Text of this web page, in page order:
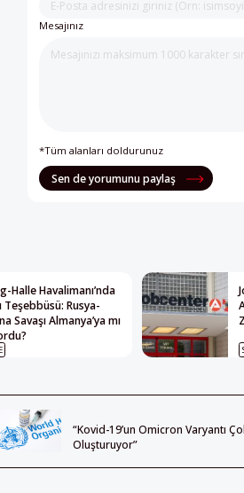
Mesajınız
*Tüm alanları doldurunuz
Sen de yorumunu paylaş
Halle Havalimanı’nda
Teşebbüsü: Rusya-
Savaşı Almanya’ya mı
“Kovid-19’un Omicron Varyantı
Oluşturuyor”